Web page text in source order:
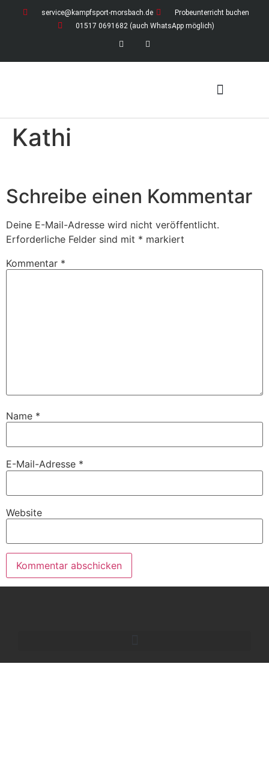
service@kampfsport-morsbach.de
Probeunterricht buchen
01517 0691682 (auch WhatsApp möglich)
Kathi
Schreibe einen Kommentar
Deine E-Mail-Adresse wird nicht veröffentlicht.
Erforderliche Felder sind mit * markiert
Kommentar *
Name *
E-Mail-Adresse *
Website